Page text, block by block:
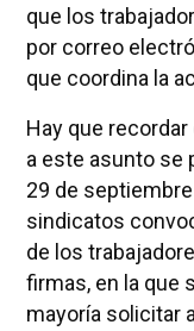
que los
por correo
que coordina la
Hay que
a este asunto se
29 de
sindicatos
de los
firmas, en la que
mayoría solicitar